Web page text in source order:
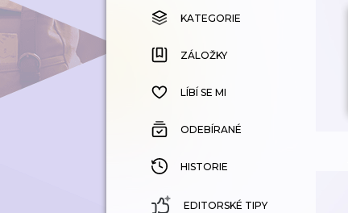
KATEGORIE
ZÁLOŽKY
HISTORIE
KATEGORIE
ZÁLOŽKY
LÍBÍ SE MI
ODEBÍRANÉ
HISTORIE
EDITORSKÉ TIPY